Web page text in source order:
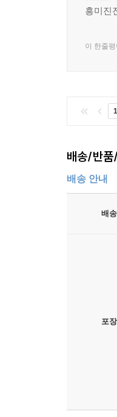
흥미진
이 한줄
1
배송/반품
배송 안내
배
포